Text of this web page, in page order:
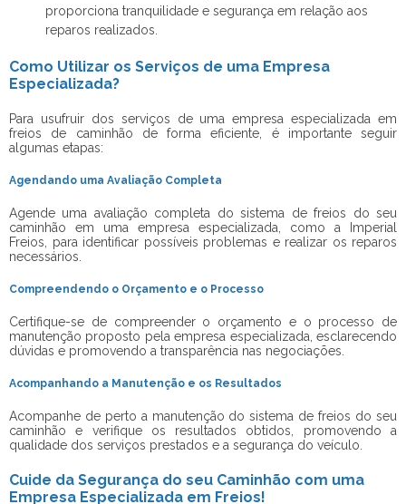
proporciona tranquilidade e segurança em relação aos
reparos realizados.
Como Utilizar os Serviços de uma Empresa
Especializada?
Para usufruir dos serviços de umaempresa especializada em
freios de caminhão de forma eficiente, é importante seguir
algumas etapas:
Agendando uma Avaliação Completa
Agende uma avaliação completa do sistema de freios do seu
caminhão em uma empresa especializada, como a Imperial
Freios, para identificar possíveis problemas e realizar os reparos
necessários.
Compreendendo o Orçamento e o Processo
Certifique-se de compreender o orçamento e o processo de
manutenção proposto pela empresa especializada, esclarecendo
dúvidas e promovendo a transparência nas negociações.
Acompanhando a Manutenção e os Resultados
Acompanhe de perto a manutenção do sistema de freios do seu
caminhão e verifique os resultados obtidos, promovendo a
qualidade dos serviços prestados e a segurança do veículo.
Cuide da Segurança do seu Caminhão com uma
Empresa Especializada em Freios!